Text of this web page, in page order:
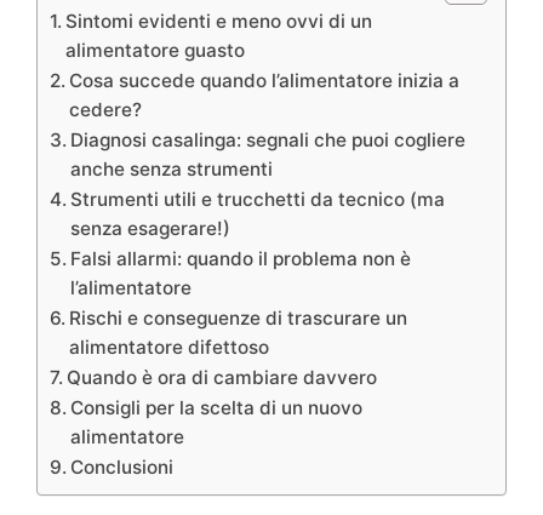
Sintomi evidenti e meno ovvi di un
alimentatore guasto
Cosa succede quando l’alimentatore inizia a
cedere?
Diagnosi casalinga: segnali che puoi cogliere
anche senza strumenti
Strumenti utili e trucchetti da tecnico (ma
senza esagerare!)
Falsi allarmi: quando il problema non è
l’alimentatore
Rischi e conseguenze di trascurare un
alimentatore difettoso
Quando è ora di cambiare davvero
Consigli per la scelta di un nuovo
alimentatore
Conclusioni